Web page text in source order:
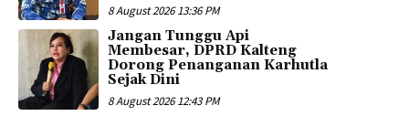
8 August 2026 13:36 PM
Jangan Tunggu Api
Membesar, DPRD Kalteng
Dorong Penanganan Karhutla
Sejak Dini
8 August 2026 12:43 PM